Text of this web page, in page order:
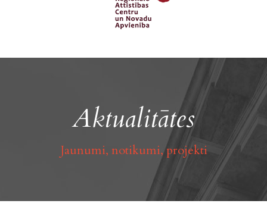
Aktualitātes
Jaunumi, notikumi, projekti